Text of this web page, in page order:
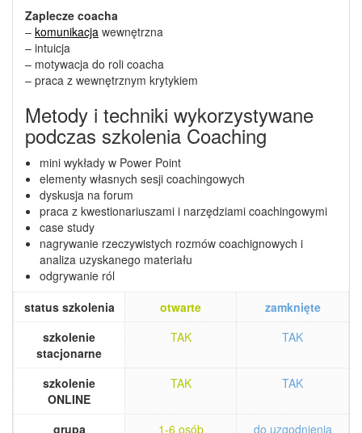
Zaplecze coacha
– komunikacja wewnętrzna
– intuicja
– motywacja do roli coacha
– praca z wewnętrznym krytykiem
Metody i techniki wykorzystywane
podczas szkolenia Coaching
mini wykłady w Power Point
elementy własnych sesji coachingowych
dyskusja na forum
praca z kwestionariuszami i narzędziami coachingowymi
case study
nagrywanie rzeczywistych rozmów coachignowych i
analiza uzyskanego materiału
odgrywanie ról
status szkolenia
otwarte
zamknięte
szkolenie
stacjonarne
TAK TAK
szkolenie
ONLINE
TAK TAK
grupa 1-6 osób do uzgodnienia